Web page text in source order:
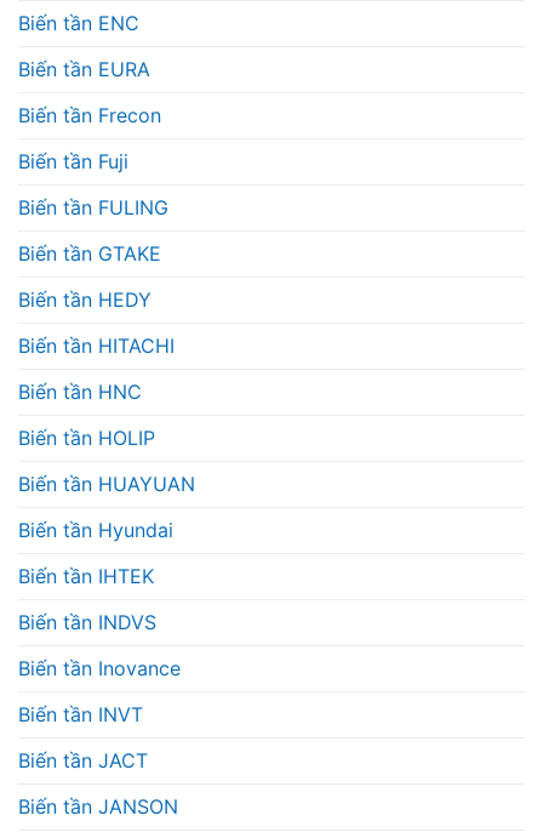
Biến tần ENC
Biến tần EURA
Biến tần Frecon
Biến tần Fuji
Biến tần FULING
Biến tần GTAKE
Biến tần HEDY
Biến tần HITACHI
Biến tần HNC
Biến tần HOLIP
Biến tần HUAYUAN
Biến tần Hyundai
Biến tần IHTEK
Biến tần INDVS
Biến tần Inovance
Biến tần INVT
Biến tần JACT
Biến tần JANSON